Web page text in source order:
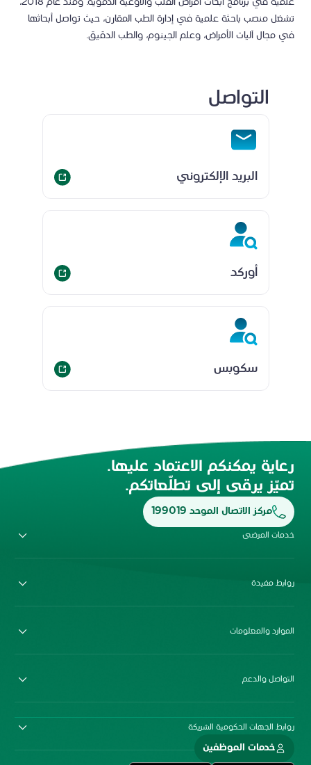
تشغل منصب باحثة علمية في إدارة الطب المقارن، حيث تواصل أبحاثها
في مجال آليات الأمراض، وعلم الجينوم، والطب الدقيق.
التواصل
البريد الإلكتروني
أوركد
سكوبس
رعاية يمكنكم الاعتماد عليها.
تميّز يرقى إلى تطلّعاتكم.
مركز الاتصال الموحد 199019
خدمات المرضى
روابط مفيدة
الموارد والمعلومات
التواصل والدعم
روابط الجهات الحكومية الشريكة
خدمات الموظفين